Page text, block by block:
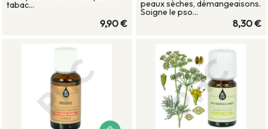
tabac...
9,90 €
peaux sèches, démangeaisons.
Soigne le pso...
8,30 €